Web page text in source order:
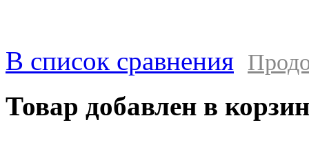
В список сравнения
Товар добавлен в